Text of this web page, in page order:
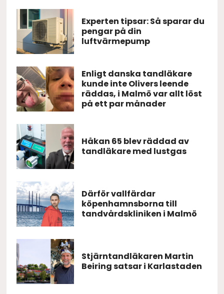
Experten tipsar: Så sparar du
pengar på din
luftvärmepump
Enligt danska tandläkare
kunde inte Olivers leende
räddas, i Malmö var allt löst
på ett par månader
Håkan 65 blev räddad av
tandläkare med lustgas
Därför vallfärdar
köpenhamnsborna till
tandvårdskliniken i Malmö
Stjärntandläkaren Martin
Beiring satsar i Karlastaden